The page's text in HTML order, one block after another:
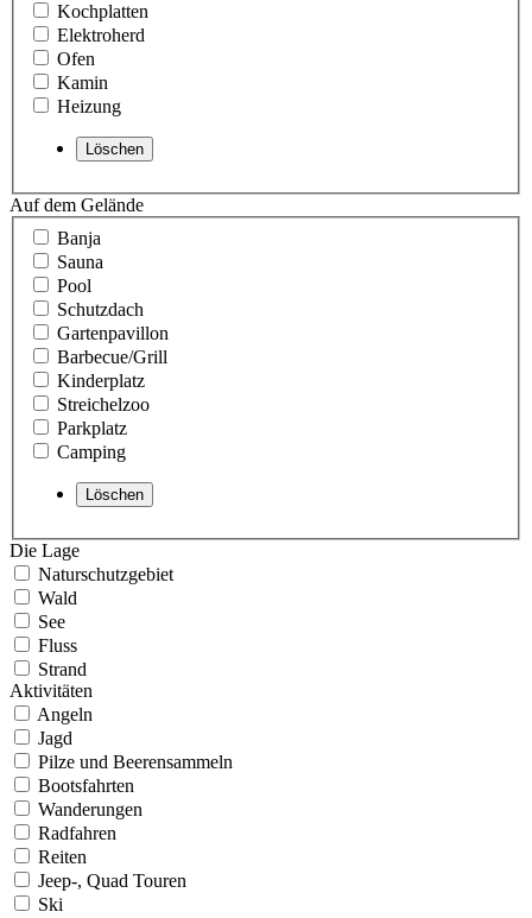
Kochplatten
Elektroherd
Ofen
Kamin
Heizung
Auf dem Gelände
Banja
Sauna
Pool
Schutzdach
Gartenpavillon
Barbecue/Grill
Kinderplatz
Streichelzoo
Parkplatz
Camping
Die Lage
Naturschutzgebiet
Wald
See
Fluss
Strand
Aktivitäten
Angeln
Jagd
Pilze und Beerensammeln
Bootsfahrten
Wanderungen
Radfahren
Reiten
Jeep-, Quad Touren
Ski